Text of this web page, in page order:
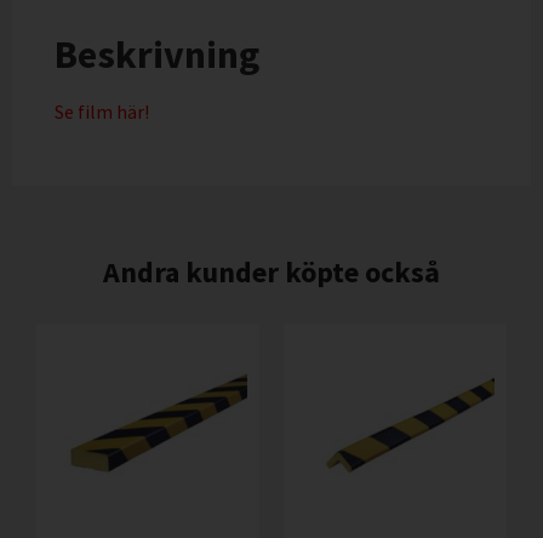
Beskrivning
Se film här!
Andra kunder köpte också